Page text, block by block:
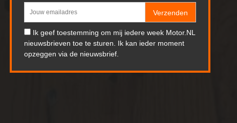
Verzenden
Ik geef toestemming om mij iedere week Motor.NL
nieuwsbrieven toe te sturen. Ik kan ieder moment
opzeggen via de nieuwsbrief.